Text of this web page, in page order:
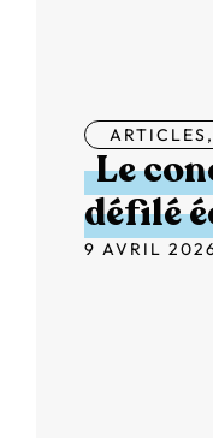
ARTICLES,
Le
défilé
9 AVRIL